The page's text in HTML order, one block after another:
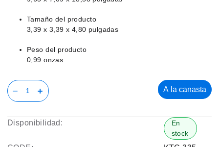
Tamaño del producto
3,39 x 3,39 x 4,80 pulgadas
Peso del producto
0,99 onzas
A la canasta
Disponibilidad:
En
stock